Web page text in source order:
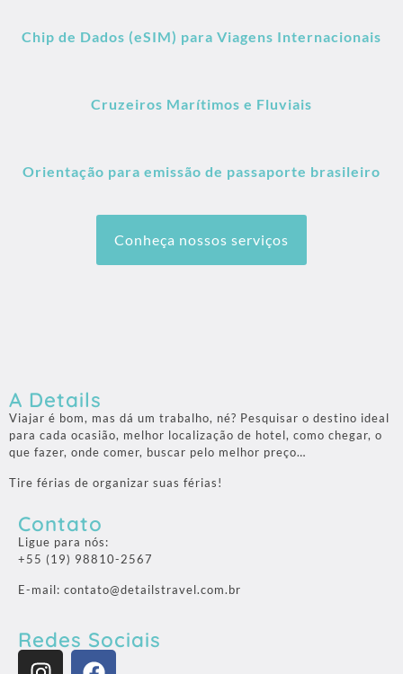
Chip de Dados (eSIM) para Viagens Internacionais
Cruzeiros Marítimos e Fluviais
Orientação para emissão de passaporte brasileiro
Conheça nossos serviços
A Details
Viajar é bom, mas dá um trabalho, né? Pesquisar o destino ideal
para cada ocasião, melhor localização de hotel, como chegar, o
que fazer, onde comer, buscar pelo melhor preço…
Tire férias de organizar suas férias!
Contato
Ligue para nós:
+55 (19) 98810-2567
E-mail: contato@detailstravel.com.br
Redes Sociais